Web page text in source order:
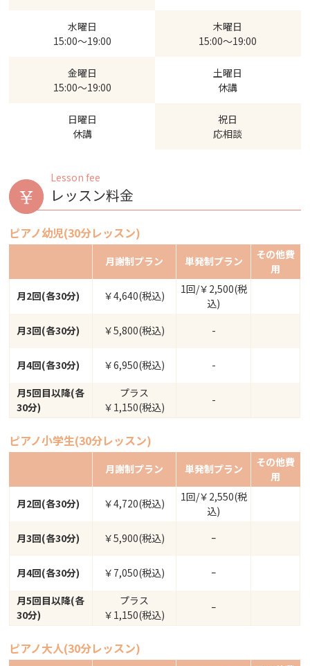
水曜日
15:00～19:00
木曜日
15:00～19:00
金曜日
15:00～19:00
土曜日
休講
日曜日
休講
祝日
応相談
Lesson fee
レッスン料金
ピアノ幼児(30分レッスン)
月謝制プラン 単発制プラン
その他費
用
月2回(各30分)
￥4,640(税込)
1回/￥2,500(税
込)
月3回(各30分)
￥5,800(税込) -
月4回(各30分) ￥6,950(税込)
-
月5回目以降(各
30分)
プラス
￥1,150(税込)
-
ピアノ小学生(30分レッスン)
月謝制プラン 単発制プラン
その他費
用
月2回(各30分)
￥4,720(税込)
1回/￥2,550(税
込)
月3回(各30分)
￥5,900(税込) ｰ
月4回(各30分) ￥7,050(税込)
ｰ
月5回目以降(各
30分)
プラス
￥1,150(税込)
ｰ
ピアノ大人(30分レッスン)